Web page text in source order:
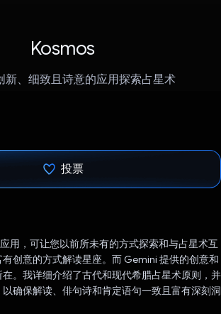
Kosmos
新、细致且诗意的应用探索占星术
投票
用，可让您以前所未有的方式探索和与占星术互
创意的方式解读星座。而 Gemini 提供的创意和
。我详细介绍了古代和现代希腊占星术原则，并
确保解读、俳句诗和肯定语句一致且富有深刻洞